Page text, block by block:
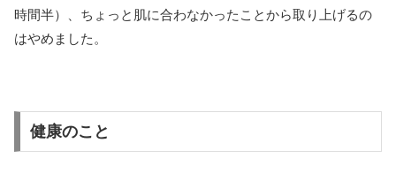
時間半）、ちょっと肌に合わなかったことから取り上げるの
はやめました。
健康のこと